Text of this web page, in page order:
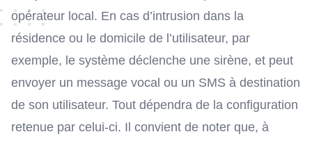
opérateur local. En cas d’intrusion dans la
résidence ou le domicile de l’utilisateur, par
exemple, le système déclenche une sirène, et peut
envoyer un message vocal ou un SMS à destination
de son utilisateur. Tout dépendra de la configuration
retenue par celui-ci. Il convient de noter que, à